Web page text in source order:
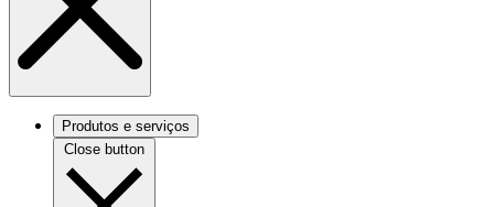
Produtos e serviços
Close button